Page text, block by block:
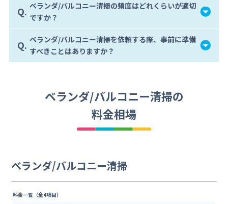
Q. ベランダ/バルコニー清掃の頻度はどれくらいが適切
ですか？
Q. ベランダ/バルコニー清掃を依頼する際、事前に準備
すべきことはありますか？
ベランダ/バルコニー清掃の
料金相場
ベランダ/バルコニー清掃
料金一覧（全4項目）